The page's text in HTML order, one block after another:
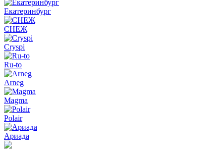
Екатеринбург
СНЕЖ
Cryspi
Ru-to
Arneg
Magma
Polair
Ариада